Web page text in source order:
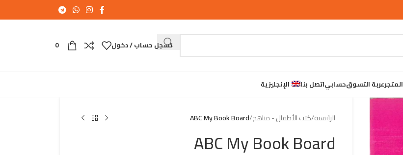
تسجل حساب / دخول 0
المتجرعربة التسوقحسابياتصل بنا الإنجليزية
الرئيسية/كتب الأطفال - مناهج/
ABC My Book Board
ABC My Book Board